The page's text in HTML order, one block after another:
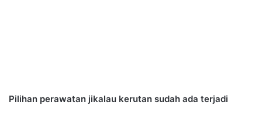
Pilihan perawatan jikalau kerutan sudah ada terjadi